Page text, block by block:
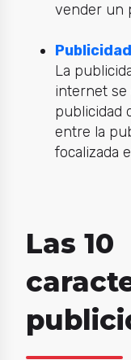
vender un
La
internet se
publicidad
entre la
focalizada
Las 10